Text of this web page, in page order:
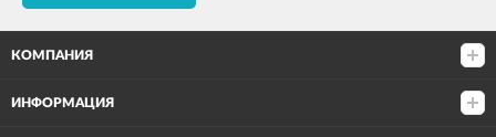
КОМПАНИЯ
ИНФОРМАЦИЯ